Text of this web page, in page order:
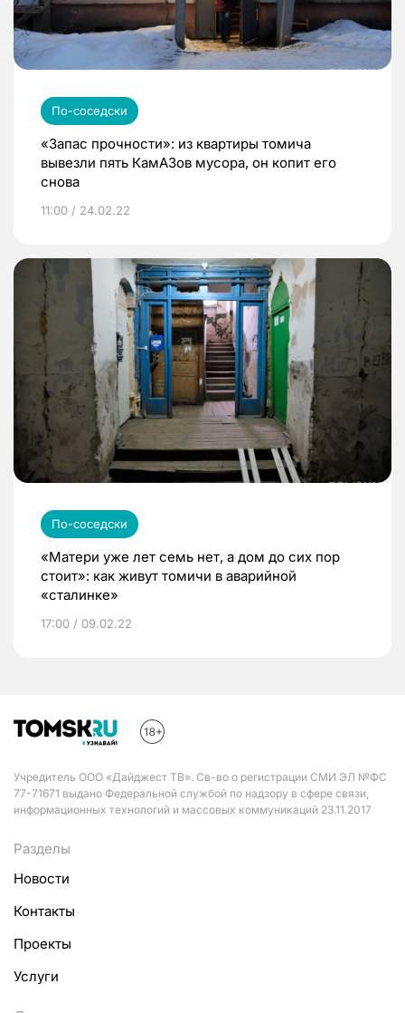
По-соседски
«Запас прочности»: из квартиры томича
вывезли пять КамАЗов мусора, он копит его
снова
11:00 / 24.02.22
По-соседски
«Матери уже лет семь нет, а дом до сих пор
стоит»: как живут томичи в аварийной
«сталинке»
17:00 / 09.02.22
Учредитель ООО «Дайджест ТВ». Св-во о регистрации СМИ ЭЛ №ФС
77-71671 выдано Федеральной службой по надзору в сфере связи,
информационных технологий и массовых коммуникаций 23.11.2017
Разделы
Новости
Контакты
Проекты
Услуги